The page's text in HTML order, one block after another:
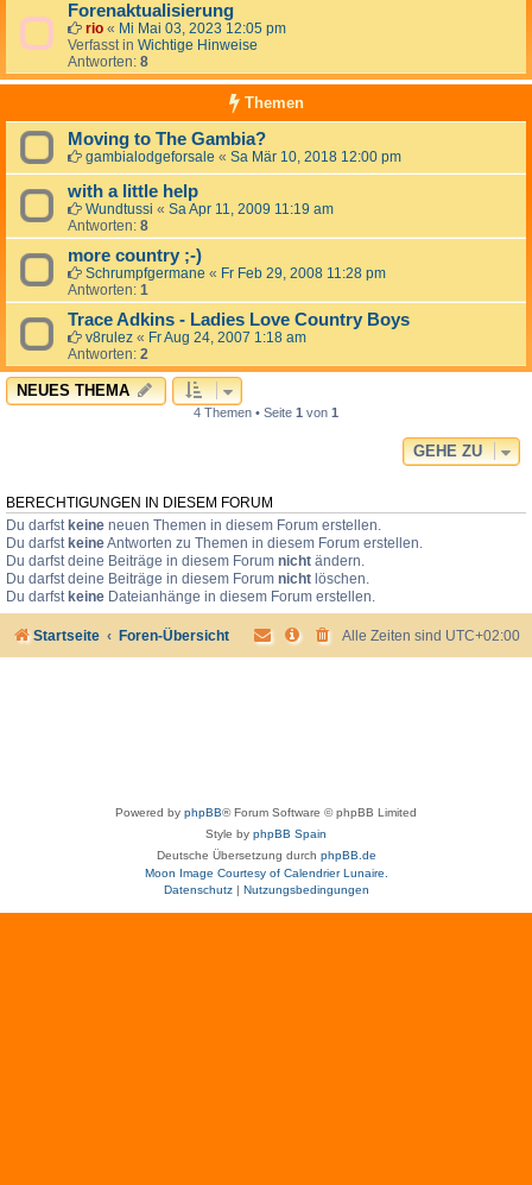
Forenaktualisierung
rio « Mi Mai 03, 2023 12:05 pm
Verfasst in Wichtige Hinweise
Antworten: 8
Themen
Moving to The Gambia?
gambialodgeforsale « Sa Mär 10, 2018 12:00 pm
with a little help
Wundtussi « Sa Apr 11, 2009 11:19 am
Antworten: 8
more country ;-)
Schrumpfgermane « Fr Feb 29, 2008 11:28 pm
Antworten: 1
Trace Adkins - Ladies Love Country Boys
v8rulez « Fr Aug 24, 2007 1:18 am
Antworten: 2
NEUES THEMA
4 Themen • Seite 1 von 1
GEHE ZU
BERECHTIGUNGEN IN DIESEM FORUM
Du darfst keine neuen Themen in diesem Forum erstellen.
Du darfst keineAntworten zu Themen in diesem Forum erstellen.
Du darfst deine Beiträge in diesem Forum nicht ändern.
Du darfst deine Beiträge in diesem Forum nicht löschen.
Du darfst keine Dateianhänge in diesem Forum erstellen.
Startseite Foren-Übersicht Alle Zeiten sind UTC+02:00
Powered by phpBB® Forum Software © phpBB Limited
Style by phpBB Spain
Deutsche Übersetzung durch phpBB.de
Moon Image Courtesy of Calendrier Lunaire.
Datenschutz| Nutzungsbedingungen